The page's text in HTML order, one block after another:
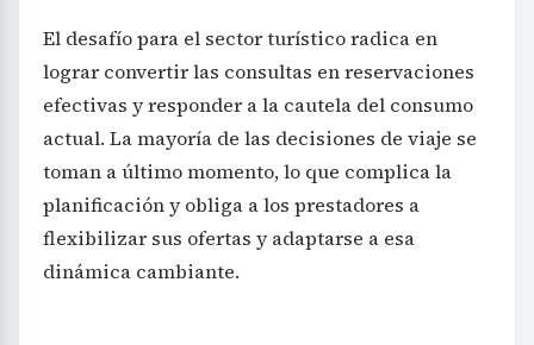
El desafío para el sector turístico radica en
lograr convertir las consultas en reservaciones
efectivas y responder a la cautela del consumo
actual. La mayoría de las decisiones de viaje se
toman a último momento, lo que complica la
planificación y obliga a los prestadores a
flexibilizar sus ofertas y adaptarse a esa
dinámica cambiante.